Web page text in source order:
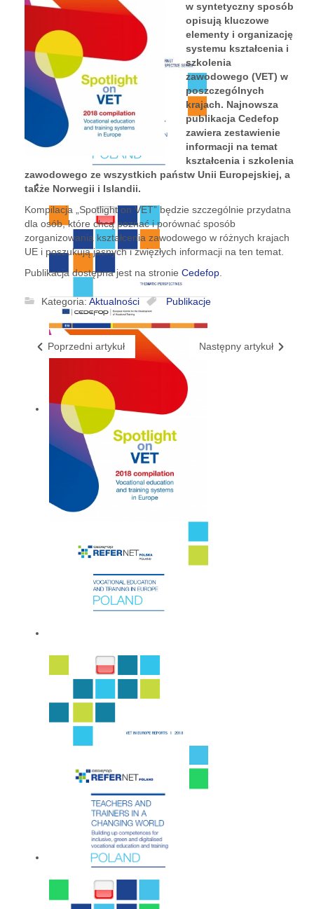
w syntetyczny sposób
opisują kluczowe
elementy i organizację
systemu kształcenia i
szkolenia
zawodowego (VET) w
poszczególnych
krajach. Najnowsza
publikacja Cedefop
zawiera zestawienie
informacji na temat
kształcenia i szkolenia
zawodowego ze wszystkich państw Unii Europejskiej, a
także Norwegii i Islandii.
Kompilacja „Spotlight on VET” będzie szczególnie przydatna
dla osób, które chcą poznać i porównać sposób
zorganizowania kształcenia zawodowego w różnych krajach
UE i poszukują jasnych i zwięzłych informacji na ten temat.
Publikacja dostępna jest na stronie Cedefop
Kategoria: Aktualności Publikacje
Poprzedni artykuł Następny artykuł